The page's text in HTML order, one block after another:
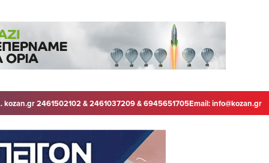
kozan.gr 2461502102 & 2461037209 & 6945651705Email:info@kozan.gr